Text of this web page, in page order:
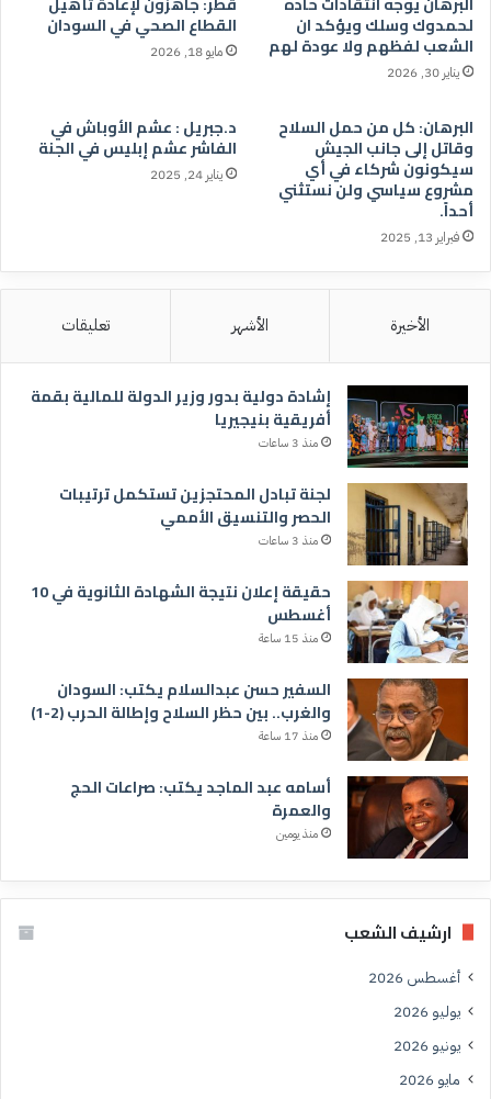
لحمدوك وسلك ويؤكد ان
الشعب لفظهم ولا عودة لهم
يناير 30, 2026
القطاع الصحي في السودان
مايو 18, 2026
البرهان: كل من حمل السلاح
وقاتل إلى جانب الجيش
سيكونون شركاء في أي
مشروع سياسي ولن نستثني
أحداً.
فبراير 13, 2025
د.جبريل : عشم الأوباش في
الفاشر عشم إبليس في الجنة
يناير 24, 2025
الأخيرة الأشهر تعليقات
إشادة دولية بدور وزير الدولة للمالية بقمة
أفريقية بنيجيريا
منذ 3 ساعات
لجنة تبادل المحتجزين تستكمل ترتيبات
الحصر والتنسيق الأممي
منذ 3 ساعات
حقيقة إعلان نتيجة الشهادة الثانوية في 10
أغسطس
منذ 15 ساعة
السفير حسن عبدالسلام يكتب: السودان
والغرب.. بين حظر السلاح وإطالة الحرب (2-1)
منذ 17 ساعة
أسامه عبد الماجد يكتب: صراعات الحج
والعمرة
منذ يومين
ارشيف الشعب
أغسطس 2026
يوليو 2026
يونيو 2026
مايو 2026